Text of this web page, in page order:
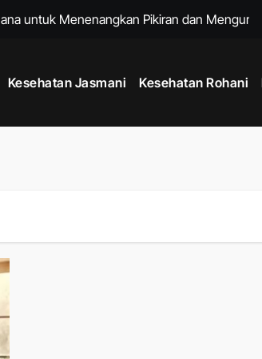
untuk Menenangkan Pikiran dan
dengan Kebiasaan Sederhana yang Bisa
Badan Lebih Ideal Tanpa Diet yang Terlalu
Gadget Modern agar Penglihatan Tetap
Mindful Living Modern, Cara Praktis
Menjaga Kesehatan Jantung dan
Kesehatan Jasmani Kesehatan Rohani